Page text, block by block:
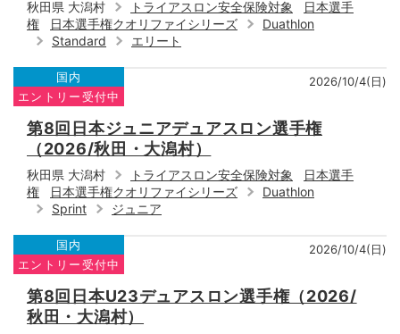
秋田県 大潟村 トライアスロン安全保険対象
日本選手
権
日本選手権クオリファイシリーズ
Duathlon
Standard
エリート
国内
エントリー受付中
2026/10/4(日)
第8回日本ジュニアデュアスロン選手権
（2026/秋田・大潟村）
秋田県 大潟村 トライアスロン安全保険対象
日本選手
権
日本選手権クオリファイシリーズ
Duathlon
Sprint
ジュニア
国内
エントリー受付中
2026/10/4(日)
第8回日本U23デュアスロン選手権（2026/
秋田・大潟村）